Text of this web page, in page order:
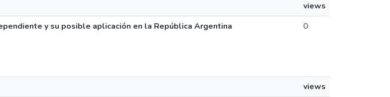
views
y su posible aplicación en la República Argentina
0
views